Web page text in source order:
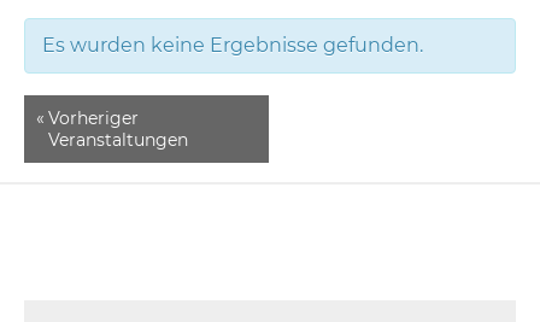
Es wurden keine Ergebnisse gefunden.
« Vorheriger
Veranstaltungen